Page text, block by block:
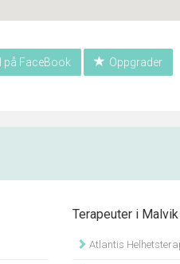
på FaceBook Oppgrader
Terapeuter i Malvik
Atlantis